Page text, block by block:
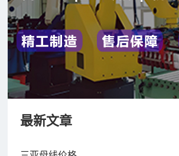
最新文章